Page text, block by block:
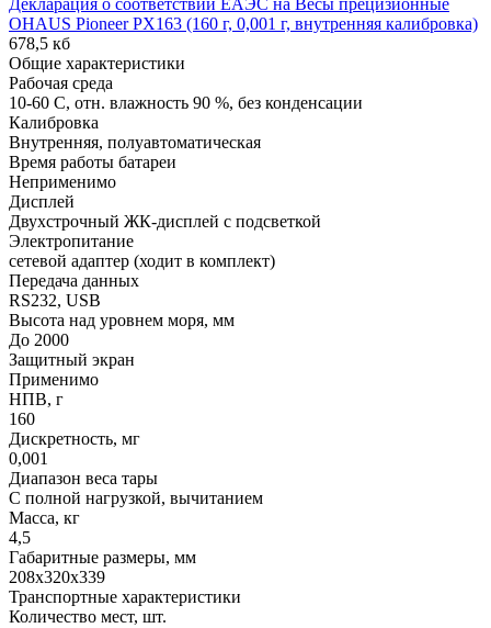
OHAUS Pioneer PX163 (160 г, 0,001 г, внутренняя калибровка)
678,5 кб
Общие характеристики
Рабочая среда
10-60 C, отн. влажность 90 %, без конденсации
Калибровка
Внутренняя, полуавтоматическая
Время работы батареи
Неприменимо
Дисплей
Двухстрочный ЖК-дисплей с подсветкой
Электропитание
сетевой адаптер (ходит в комплект)
Передача данных
RS232, USB
Высота над уровнем моря, мм
До 2000
Защитный экран
Применимо
НПВ, г
160
Дискретность, мг
0,001
Диапазон веса тары
С полной нагрузкой, вычитанием
Масса, кг
4,5
Габаритные размеры, мм
208х320х339
Транспортные характеристики
Количество мест, шт.